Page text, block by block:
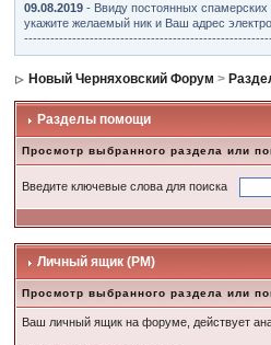
09.08.2019 - Ввиду постоянных спамерских
укажите желаемый ник и Ваш адрес
Новый Черняховский Форум >
Разделы помощи
Просмотр выбранного раздела или
Введите ключевые слова для поиска
Личный ящик (PM)
Просмотр выбранного раздела или
Ваш личный ящик на форуме, действует